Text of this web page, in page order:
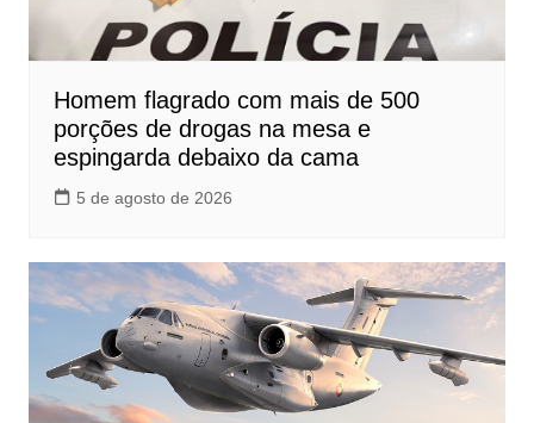
Homem flagrado com mais de 500
porções de drogas na mesa e
espingarda debaixo da cama
5 de agosto de 2026